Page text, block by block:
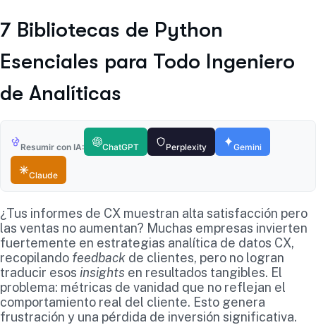
7 Bibliotecas de Python
Esenciales para Todo Ingeniero
de Analíticas
Resumir con IA: ChatGPT Perplexity Gemini
Claude
¿Tus informes de CX muestran alta satisfacción pero
las ventas no aumentan? Muchas empresas invierten
fuertemente en estrategias analítica de datos CX,
recopilando feedback de clientes, pero no logran
traducir esos insights en resultados tangibles. El
problema: métricas de vanidad que no reflejan el
comportamiento real del cliente. Esto genera
frustración y una pérdida de inversión significativa.